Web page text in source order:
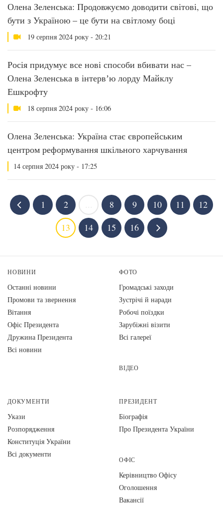
Олена Зеленська: Продовжуємо доводити світові, що
бути з Україною – це бути на світлому боці
19 серпня 2024 року - 20:21
Росія придумує все нові способи вбивати нас –
Олена Зеленська в інтервʼю лорду Майклу
Ешкрофту
18 серпня 2024 року - 16:06
Олена Зеленська: Україна стає європейським
центром реформування шкільного харчування
14 серпня 2024 року - 17:25
1 2 8 9 10 11
12
13
14 15 16
НОВИНИ
Останні новини
Промови та звернення
Вiтання
Офіс Президента
Дружина Президента
Всі новини
ФОТО
Громадські заходи
Зустрічі й наради
Робочі поїздки
Зарубіжні візити
Всі галереї
ВІДЕО
ДОКУМЕНТИ
Укази
Розпорядження
Конституція України
Всі документи
ПРЕЗИДЕНТ
Біографія
Про Президента України
ОФІС
Керівництво Офісу
Оголошення
Вакансії